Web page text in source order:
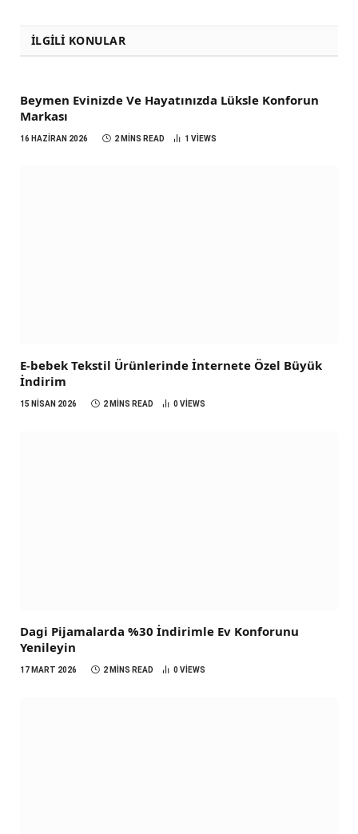
İLGILI KONULAR
Beymen Evinizde Ve Hayatınızda Lüksle Konforun
Markası
16 HAZIRAN 2026 2 MINS READ 1 VIEWS
E-bebek Tekstil Ürünlerinde İnternete Özel Büyük
İndirim
15 NISAN 2026 2 MINS READ 0 VIEWS
Dagi Pijamalarda %30 İndirimle Ev Konforunu
Yenileyin
17 MART 2026 2 MINS READ 0 VIEWS